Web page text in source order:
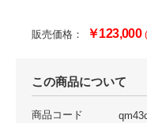
販売価格： ￥123,000
この商品について
商品コード